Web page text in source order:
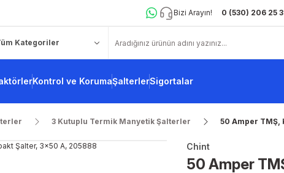
Bizi Arayın! 0 (530) 206 25
Kontrol ve KorumaŞalterlerSigortalar
3 Kutuplu Termik Manyetik Şalterler 50 Amper TMŞ,
Chint
50 Amper